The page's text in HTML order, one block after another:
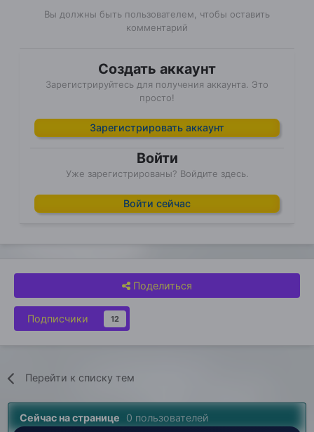
Вы должны быть пользователем, чтобы оставить
комментарий
Создать аккаунт
Зарегистрируйтесь для получения аккаунта. Это
просто!
Зарегистрировать аккаунт
Войти
Уже зарегистрированы? Войдите здесь.
Войти сейчас
Поделиться
Подписчики 12
Перейти к списку тем
Сейчас на странице 0 пользователей